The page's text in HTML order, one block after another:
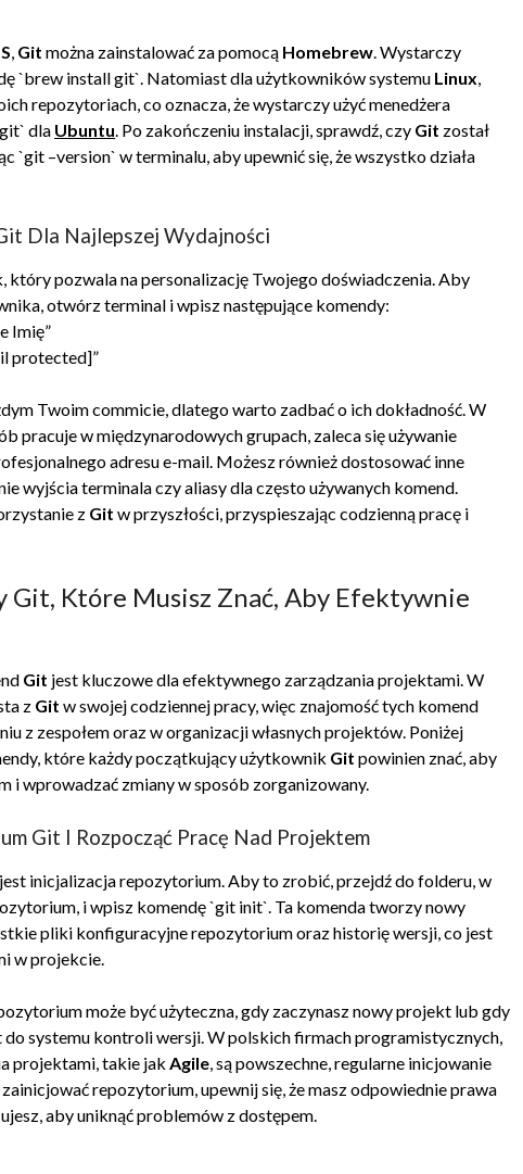
, Git można zainstalować za pomocą Homebrew. Wystarczy
`brew install git`. Natomiast dla użytkowników systemu Linux,
repozytoriach, co oznacza, że wystarczy użyć menedżera
dla Ubuntu. Po zakończeniu instalacji, sprawdź, czy Git został
`git –version` w terminalu, aby upewnić się, że wszystko działa
Dla Najlepszej Wydajności
który pozwala na personalizację Twojego doświadczenia. Aby
otwórz terminal i wpisz następujące komendy:
Imię”
protected]”
Twoim commicie, dlatego warto zadbać o ich dokładność. W
pracuje w międzynarodowych grupach, zaleca się używanie
adresu e-mail. Możesz również dostosować inne
wyjścia terminala czy aliasy dla często używanych komend.
z Git w przyszłości, przyspieszając codzienną pracę i
Git, Które Musisz Znać, Aby Efektywnie
Git jest kluczowe dla efektywnego zarządzania projektami. W
z Git w swojej codziennej pracy, więc znajomość tych komend
z zespołem oraz w organizacji własnych projektów. Poniżej
które każdy początkujący użytkownik Git powinien znać, aby
i wprowadzać zmiany w sposób zorganizowany.
Git I Rozpocząć Pracę Nad Projektem
jest inicjalizacja repozytorium. Aby to zrobić, przejdź do folderu, w
i wpisz komendę `git init`. Ta komenda tworzy nowy
pliki konfiguracyjne repozytorium oraz historię wersji, co jest
w projekcie.
może być użyteczna, gdy zaczynasz nowy projekt lub gdy
systemu kontroli wersji. W polskich firmach programistycznych,
projektami, takie jakAgile, są powszechne, regularne inicjowanie
repozytorium, upewnij się, że masz odpowiednie prawa
aby uniknąć problemów z dostępem.